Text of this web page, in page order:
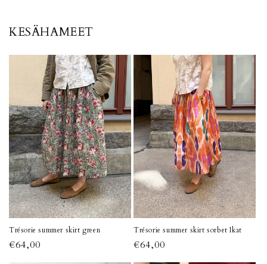
KESÄHAMEET
Trésorie summer skirt green
Normaalihinta
€64,00
Trésorie summer skirt sorbet Ikat
Normaalihinta
€64,00